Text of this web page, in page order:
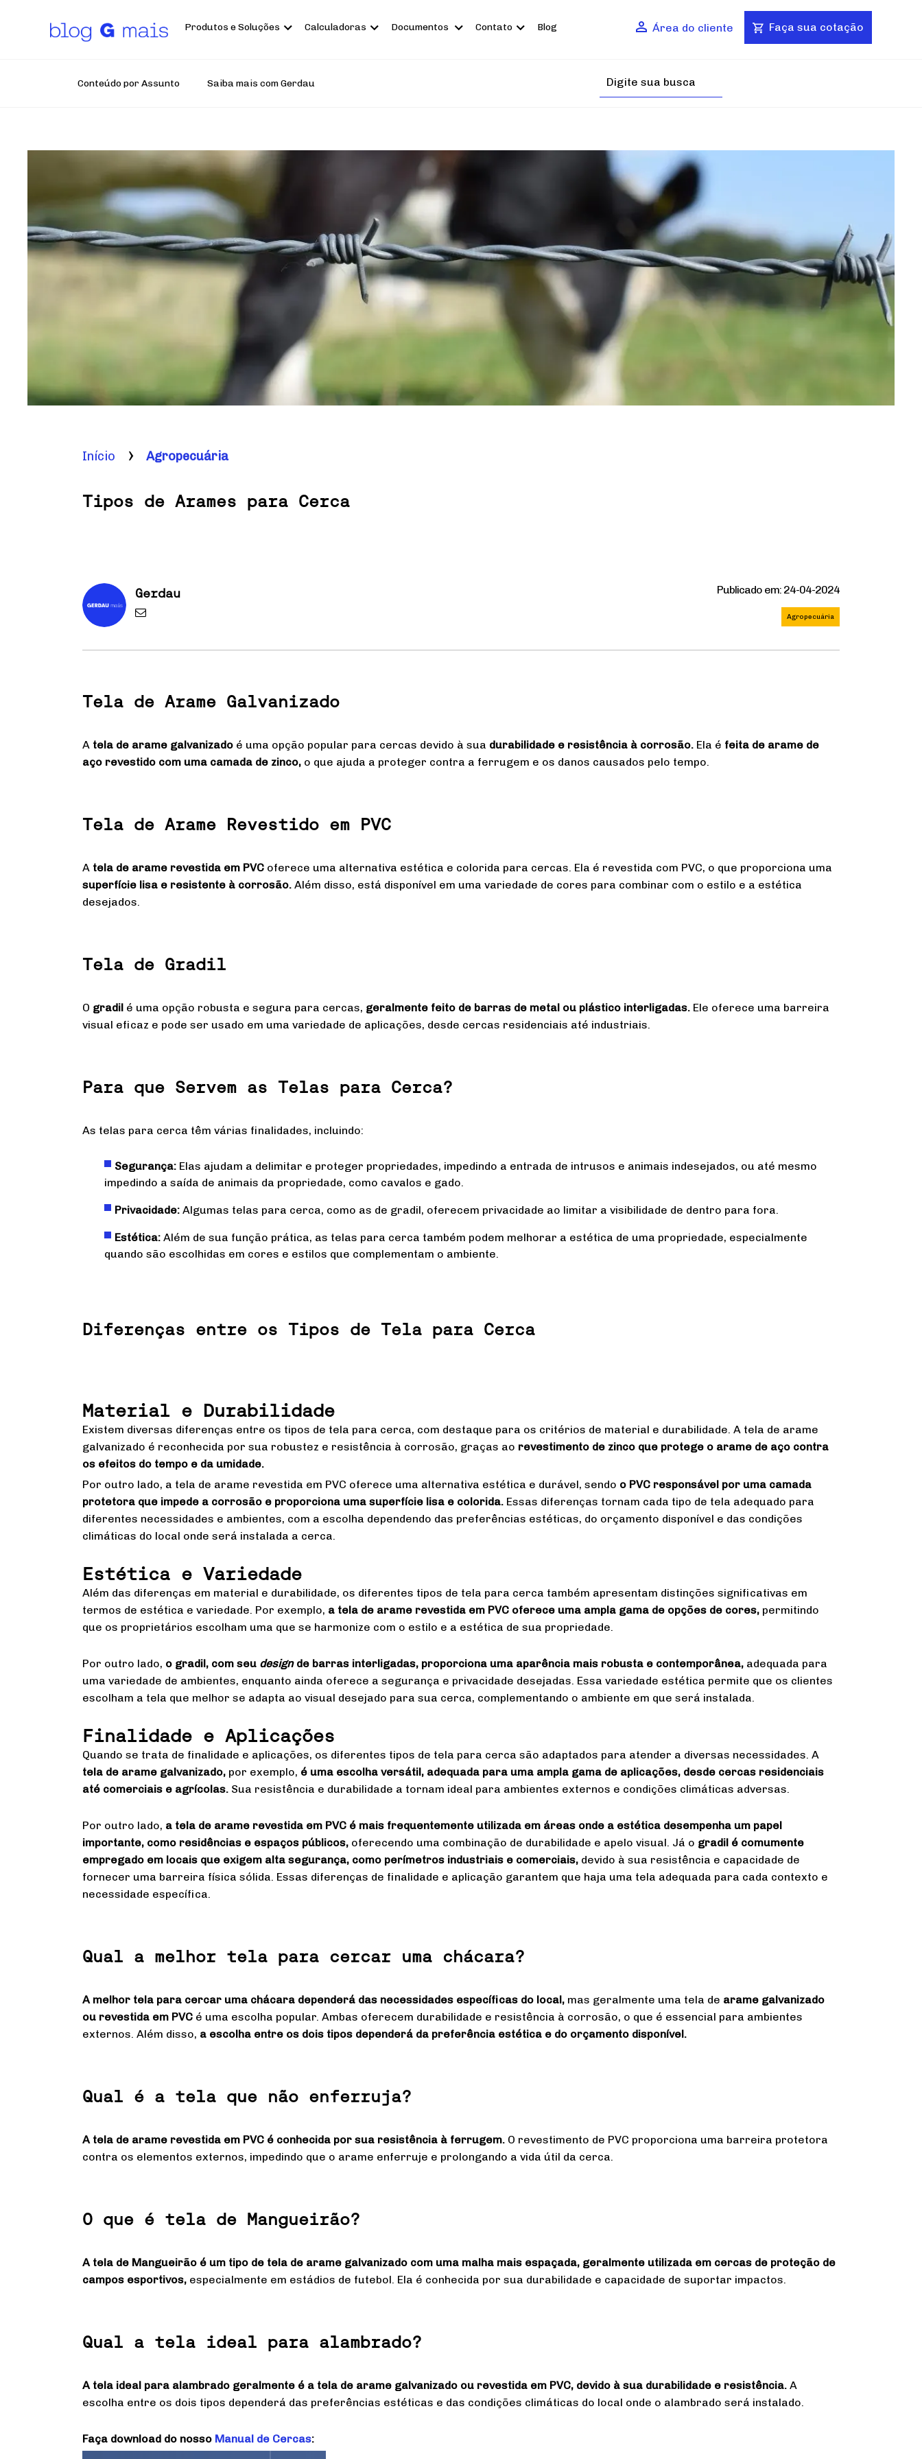
conteúdo
Produtos e Soluções Calculadoras Documentos Contato Blog Área do cliente Faça sua cotação
Conteúdo por Assunto Saiba mais com Gerdau
Início Agropecuária
Tipos de Arames para Cerca
Gerdau Publicado em: 24-04-2024
Agropecuária
Tela de Arame Galvanizado
A tela de arame galvanizado é uma opção popular para cercas devido à sua durabilidade e resistência à corrosão. Ela é feita de arame de
aço revestido com uma camada de zinco, o que ajuda a proteger contra a ferrugem e os danos causados pelo tempo.
Tela de Arame Revestido em PVC
A tela de arame revestida em PVC oferece uma alternativa estética e colorida para cercas. Ela é revestida com PVC, o que proporciona uma
superfície lisa e resistente à corrosão. Além disso, está disponível em uma variedade de cores para combinar com o estilo e a estética
desejados.
Tela de Gradil
O gradil é uma opção robusta e segura para cercas, geralmente feito de barras de metal ou plástico interligadas. Ele oferece uma barreira
visual eficaz e pode ser usado em uma variedade de aplicações, desde cercas residenciais até industriais.
Para que Servem as Telas para Cerca?
As telas para cerca têm várias finalidades, incluindo:
Segurança: Elas ajudam a delimitar e proteger propriedades, impedindo a entrada de intrusos e animais indesejados, ou até mesmo
impedindo a saída de animais da propriedade, como cavalos e gado.
Privacidade: Algumas telas para cerca, como as de gradil, oferecem privacidade ao limitar a visibilidade de dentro para fora.
Estética: Além de sua função prática, as telas para cerca também podem melhorar a estética de uma propriedade, especialmente
quando são escolhidas em cores e estilos que complementam o ambiente.
Diferenças entre os Tipos de Tela para Cerca
Material e Durabilidade
Existem diversas diferenças entre os tipos de tela para cerca, com destaque para os critérios de material e durabilidade. A tela de arame
galvanizado é reconhecida por sua robustez e resistência à corrosão, graças ao revestimento de zinco que protege o arame de aço contra
os efeitos do tempo e da umidade.
Por outro lado, a tela de arame revestida em PVC oferece uma alternativa estética e durável, sendo o PVC responsável por uma camada
protetora que impede a corrosão e proporciona uma superfície lisa e colorida. Essas diferenças tornam cada tipo de tela adequado para
diferentes necessidades e ambientes, com a escolha dependendo das preferências estéticas, do orçamento disponível e das condições
climáticas do local onde será instalada a cerca.
Estética e Variedade
Além das diferenças em material e durabilidade, os diferentes tipos de tela para cerca também apresentam distinções significativas em
termos de estética e variedade. Por exemplo, a tela de arame revestida em PVC oferece uma ampla gama de opções de cores, permitindo
que os proprietários escolham uma que se harmonize com o estilo e a estética de sua propriedade.
Por outro lado, o gradil, com seu design de barras interligadas, proporciona uma aparência mais robusta e contemporânea, adequada para
uma variedade de ambientes, enquanto ainda oferece a segurança e privacidade desejadas. Essa variedade estética permite que os clientes
escolham a tela que melhor se adapta ao visual desejado para sua cerca, complementando o ambiente em que será instalada.
Finalidade e Aplicações
Quando se trata de finalidade e aplicações, os diferentes tipos de tela para cerca são adaptados para atender a diversas necessidades. A
tela de arame galvanizado, por exemplo, é uma escolha versátil, adequada para uma ampla gama de aplicações, desde cercas residenciais
até comerciais e agrícolas. Sua resistência e durabilidade a tornam ideal para ambientes externos e condições climáticas adversas.
Por outro lado, a tela de arame revestida em PVC é mais frequentemente utilizada em áreas onde a estética desempenha um papel
importante, como residências e espaços públicos, oferecendo uma combinação de durabilidade e apelo visual. Já o gradil é comumente
empregado em locais que exigem alta segurança, como perímetros industriais e comerciais, devido à sua resistência e capacidade de
fornecer uma barreira física sólida. Essas diferenças de finalidade e aplicação garantem que haja uma tela adequada para cada contexto e
necessidade específica.
Qual a melhor tela para cercar uma chácara?
A melhor tela para cercar uma chácara dependerá das necessidades específicas do local, mas geralmente uma tela de arame galvanizado
ou revestida em PVC é uma escolha popular. Ambas oferecem durabilidade e resistência à corrosão, o que é essencial para ambientes
externos. Além disso, a escolha entre os dois tipos dependerá da preferência estética e do orçamento disponível.
Qual é a tela que não enferruja?
A tela de arame revestida em PVC é conhecida por sua resistência à ferrugem. O revestimento de PVC proporciona uma barreira protetora
contra os elementos externos, impedindo que o arame enferruje e prolongando a vida útil da cerca.
O que é tela de Mangueirão?
A tela de Mangueirão é um tipo de tela de arame galvanizado com uma malha mais espaçada, geralmente utilizada em cercas de proteção de
campos esportivos, especialmente em estádios de futebol. Ela é conhecida por sua durabilidade e capacidade de suportar impactos.
Qual a tela ideal para alambrado?
A tela ideal para alambrado geralmente é a tela de arame galvanizado ou revestida em PVC, devido à sua durabilidade e resistência. A
escolha entre os dois tipos dependerá das preferências estéticas e das condições climáticas do local onde o alambrado será instalado.
Faça download do nosso Manual de Cercas: